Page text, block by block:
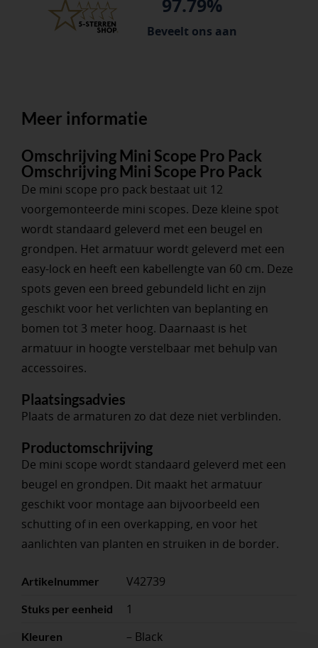
97.79%
Beveelt ons aan
Meer informatie
Omschrijving Mini Scope Pro Pack
Omschrijving Mini Scope Pro Pack
De mini scope pro pack bestaat uit 12
voorgemonteerde mini scopes. Deze kleine spot
wordt standaard geleverd met een beugel en
grondpen. Het armatuur wordt geleverd met een
easy-lock en heeft een kabellengte van 60 cm. Deze
spots geven een breed gebundeld licht en zijn
geschikt voor het verlichten van beplanting en
bomen tot 3 meter hoog. Daarnaast is het
armatuur in hoogte verstelbaar met behulp van
accessoires.
Plaatsingsadvies
Plaats de armaturen zo dat deze niet verblinden.
Productomschrijving
De mini scope wordt standaard geleverd met een
beugel en grondpen. Dit maakt het armatuur
geschikt voor montage aan bijvoorbeeld een
schutting of in een overkapping, en voor het
aanlichten van planten en struiken in de border.
Artikelnummer V42739
Stuks per eenheid 1
Kleuren – Black